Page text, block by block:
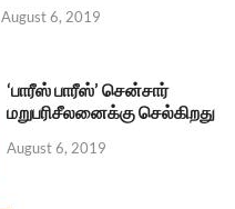
August 6, 2019
‘பாரீஸ் பாரீஸ்’ சென்சார்
மறுபரிசீலனைக்கு செல்கிறது
August 6, 2019